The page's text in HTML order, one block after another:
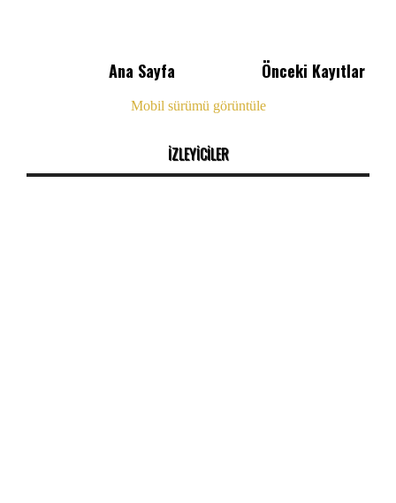
Önceki Kayıtlar
Ana Sayfa
Mobil sürümü görüntüle
İZLEYİCİLER